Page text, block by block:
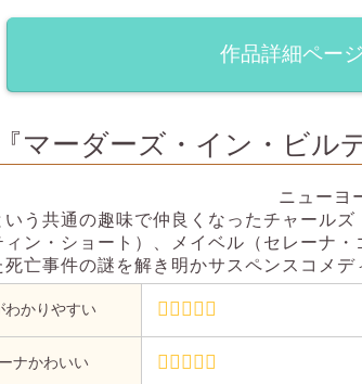
作品詳細ページ
『マーダーズ・イン・ビ
ニューヨ
いう共通の趣味で仲良くなったチャール
ィン・ショート）、メイベル（セレーナ
亡事件の謎を解き明かサスペンスコメデ
わかりやすい
ナかわいい